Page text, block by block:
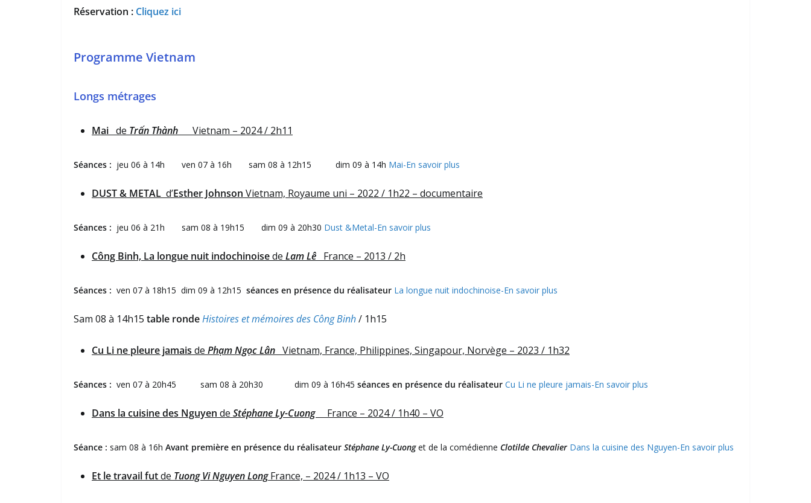
Réservation : Cliquez ici
Programme Vietnam
Longs métrages
Mai de Trấn Thành Vietnam – 2024 / 2h11
Séances : jeu 06 à 14h ven 07 à 16h sam 08 à 12h15 dim 09 à 14h Mai-En savoir plus
DUST & METAL d’Esther Johnson Vietnam, Royaume uni – 2022 / 1h22 – documentaire
Séances : jeu 06 à 21h sam 08 à 19h15 dim 09 à 20h30 Dust &Metal-En savoir plus
Công Binh, La longue nuit indochinoisede Lam Lê France – 2013 / 2h
Séances : ven 07 à 18h15 dim 09 à 12h15 séances en présence du réalisateur La longue nuit indochinoise-En savoir plus
Sam 08 à 14h15 table rondeHistoires et mémoires des Công Binh/ 1h15
Cu Li ne pleure jamais de Phạm Ngọc Lân Vietnam, France, Philippines, Singapour, Norvège – 2023 / 1h32
Séances : ven 07 à 20h45 sam 08 à 20h30 dim 09 à 16h45 séances en présence du réalisateur Cu Li ne pleure jamais-En savoir plus
Dans la cuisine des Nguyen de Stéphane Ly-Cuong France – 2024 / 1h40 – VO
Séance : sam 08 à 16h Avant première en présence du réalisateur Stéphane Ly-Cuonget de la comédienne Clotilde Chevalier Dans la cuisine des Nguyen-En savoir plus
Et le travail futde Tuong Vi Nguyen LongFrance, – 2024 / 1h13 – VO